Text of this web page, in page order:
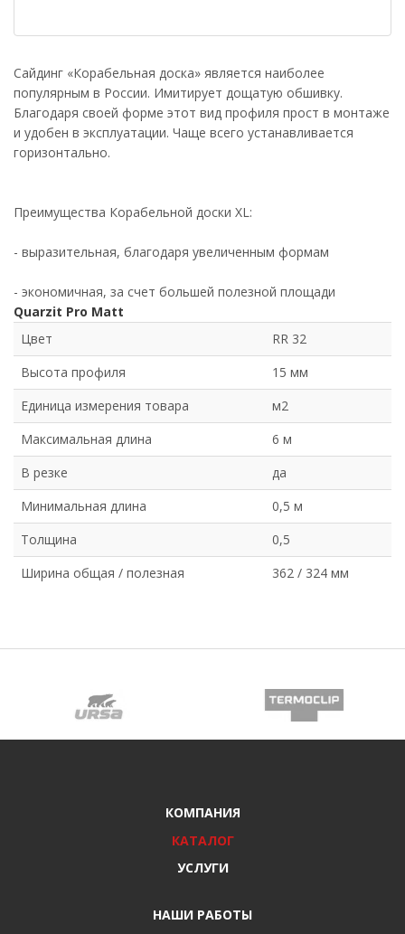
Сайдинг «Корабельная доска» является наиболее
популярным в России. Имитирует дощатую обшивку.
Благодаря своей форме этот вид профиля прост в монтаже
и удобен в эксплуатации. Чаще всего устанавливается
горизонтально.
Преимущества Корабельной доски XL:
- выразительная, благодаря увеличенным формам
- экономичная, за счет большей полезной площади
Quarzit Pro Matt
Цвет
RR 32
Высота профиля
15 мм
Единица измерения товара
м2
Максимальная длина
6 м
В резке
да
Минимальная длина
0,5 м
Толщина
0,5
Ширина общая / полезная
362 / 324 мм
КОМПАНИЯ
КАТАЛОГ
УСЛУГИ
НАШИ РАБОТЫ